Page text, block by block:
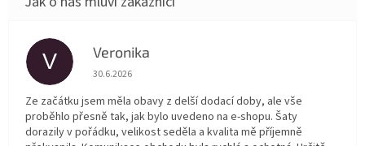
V Veronika
Hodnocení obchodu je 5 z 5 hvězdiček.
30.6.2026
Ze začátku jsem měla obavy z delší dodací doby, ale vše
proběhlo přesně tak, jak bylo uvedeno na e-shopu. Šaty
dorazily v pořádku, velikost seděla a kvalita mě příjemně